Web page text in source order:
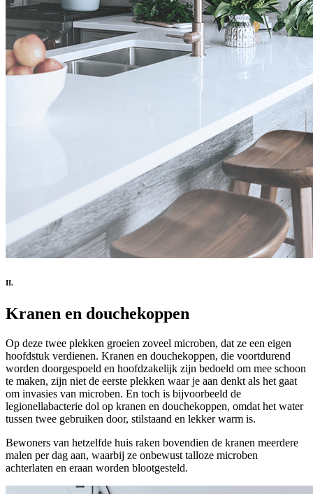
II.
Kranen en douchekoppen
Op deze twee plekken groeien zoveel microben, dat ze een eigen
hoofdstuk verdienen. Kranen en douchekoppen, die voortdurend
worden doorgespoeld en hoofdzakelijk zijn bedoeld om mee schoon
te maken, zijn niet de eerste plekken waar je aan denkt als het gaat
om invasies van microben. En toch is bijvoorbeeld de
legionellabacterie dol op kranen en douchekoppen, omdat het water
tussen twee gebruiken door, stilstaand en lekker warm is.
Bewoners van hetzelfde huis raken bovendien de kranen meerdere
malen per dag aan, waarbij ze onbewust talloze microben
achterlaten en eraan worden blootgesteld.